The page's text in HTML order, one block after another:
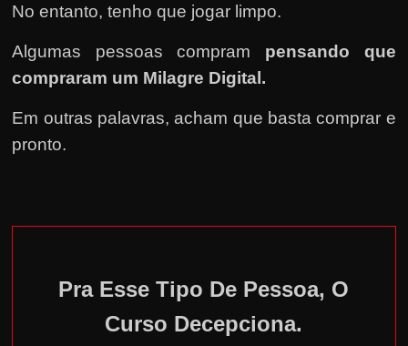
No entanto, tenho que jogar limpo.
Algumas pessoas compram pensando que
compraram um Milagre Digital.
Em outras palavras, acham que basta comprar e
pronto.
Pra Esse Tipo De Pessoa, O
Curso Decepciona.